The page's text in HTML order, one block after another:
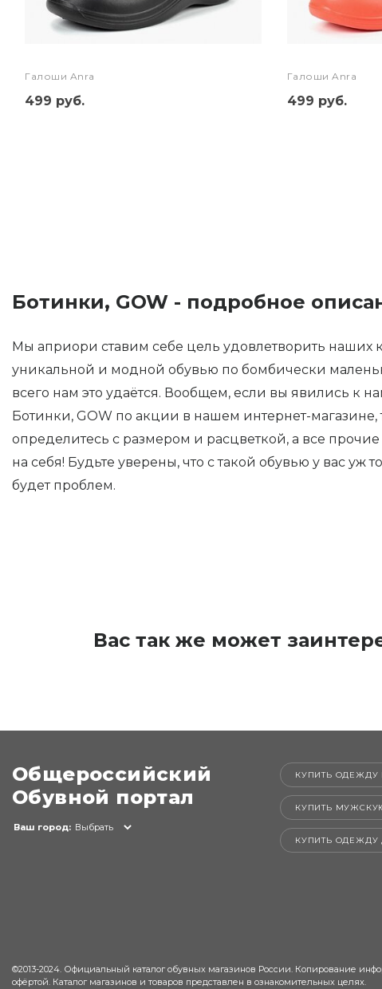
Галоши Anra
499 руб.
Галоши Anra
499 руб.
Ботинки, GOW - подробное
Мы априори ставим себе цель удовлетворить наших
уникальной и модной обувью по бомбически
всего нам это удаётся. Вообщем, если вы явились к
Ботинки, GOW по акции в нашем интернет-магазине,
определитесь с размером и расцветкой, а все
на себя! Будьте уверены, что с такой обувью у вас уж
будет проблем.
Вас так же может
Общероссийский
Обувной портал
Ваш город: Выбрать
КУПИТЬ ОДЕЖДУ
КУПИТЬ
КУПИТЬ
©2013-2024. Официальный каталог обувных магазинов России. Копирование
офёртой. Каталог магазинов и товаров представлен в ознакомительных целях.